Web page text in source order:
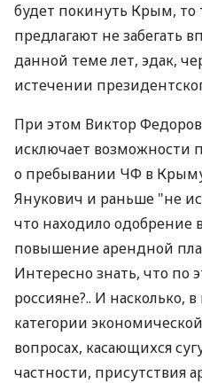
будет покинуть Крым, то
предлагают не забегать
данной теме лет, эдак,
истечении
При этом Виктор
исключает возможности
о пребывании ЧФ в
Янукович и раньше "не
что находило одобрение
повышение арендной
Интересно знать, что по
россияне?.. И
категории
вопросах, касающихся
частности, присутствия